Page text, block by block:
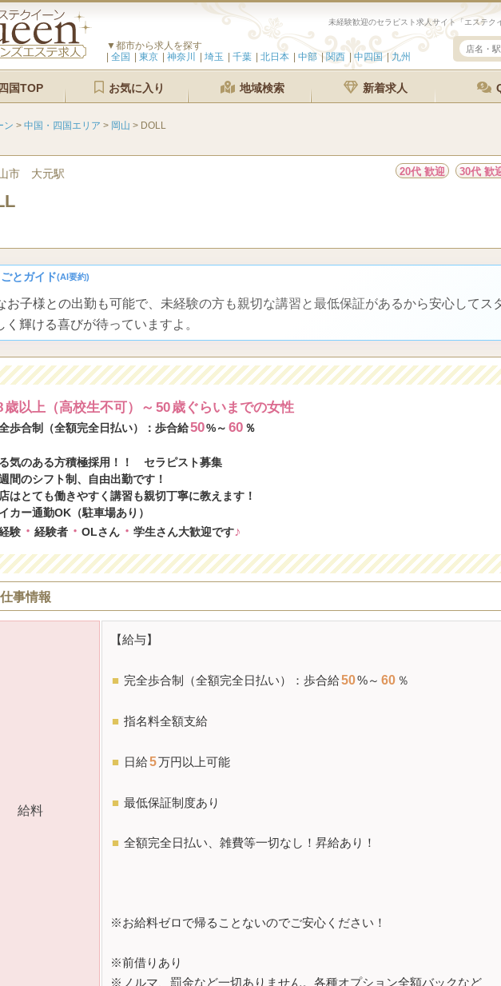
未経験歓迎のセラピスト求人サイト「エステ
▼都市から求人を探す
全国
東京 神奈川 埼玉 千葉 北日本 中部 関西 中四国 九州
国TOP お気に入り 地域検索 新着求人
ン > 中国・四国エリア > 岡山 > DOLL
市 大元駅 20代 歓迎 30代 歓
とガイド(AI要約)
お子様との出勤も可能で、未経験の方も親切な講習と最低保証があるから安心してス
く輝ける喜びが待っていますよ。
歳以上（高校生不可）～ 50歳ぐらいまでの女性
歩合制（全額完全日払い）：歩合給50%～ 60 ％
気のある方積極採用！！ セラピスト募集
間のシフト制、自由出勤です！
はとても働きやすく講習も親切丁寧に教えます！
カー通勤OK（駐車場あり）
験 ・ 経験者 ・ OLさん ・ 学生さん大歓迎です♪
事情報
給料
【給与】
■ 完全歩合制（全額完全日払い）：歩合給50%～ 60 ％
■ 指名料全額支給
■ 日給5万円以上可能
■ 最低保証制度あり
■ 全額完全日払い、雑費等一切なし！昇給あり！
​※お給料ゼロで帰ることないのでご安心ください！
​※前借りあり
※ノルマ、罰金など一切ありません。各種オプション全額バックなど